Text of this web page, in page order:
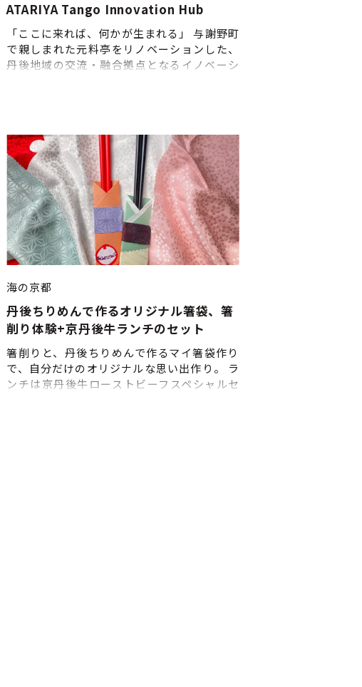
ATARIYA Tango Innovation Hub
「ここに来れば、何かが生まれる」 与謝野町
で親しまれた元料亭をリノベーションした、
丹後地域の交流・融合拠点となるイノベーシ
海の京都
丹後ちりめんで作るオリジナル箸袋、箸
削り体験+京丹後牛ランチのセット
箸削りと、丹後ちりめんで作るマイ箸袋作り
で、自分だけのオリジナルな思い出作り。 ラ
ンチは京丹後牛ローストビーフスペシャルセ